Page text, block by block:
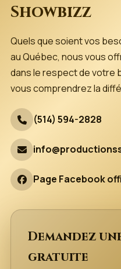
Showbizz
Quels que soient vos
au Québec, nous vous
dans le respect de
vous comprendrez la
(514) 594-2828
Page Facebook
Demandez
gratuite